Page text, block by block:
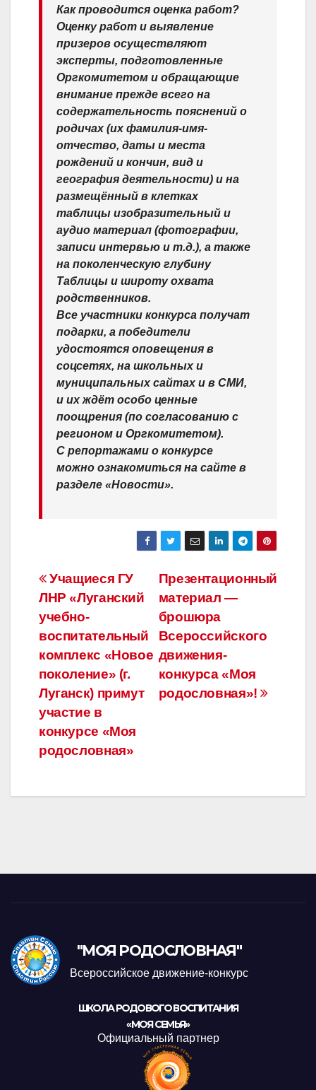
Как проводится оценка работ?
Оценку работ и выявление
призеров осуществляют
эксперты, подготовленные
Оргкомитетом и обращающие
внимание прежде всего на
содержательность пояснений о
родичах (их фамилия-имя-
отчество, даты и места
рождений и кончин, вид и
география деятельности) и на
размещённый в клетках
таблицы изобразительный и
аудио материал (фотографии,
записи интервью и т.д.), а также
на поколенческую глубину
Таблицы и широту охвата
родственников.
Все участники конкурса получат
подарки, а победители
удостоятся оповещения в
соцсетях, на школьных и
муниципальных сайтах и в СМИ,
и их ждёт особо ценные
поощрения (по согласованию с
регионом и Оргкомитетом).
С репортажами о конкурсе
можно ознакомиться на сайте в
разделе «Новости».
Навигация
по
записям
Презентационный
материал —
брошюра
Всероссийского
движения-
конкурса «Моя
родословная»!
Учащиеся ГУ
ЛНР «Луганский
учебно-
воспитательный
комплекс «Новое
поколение» (г.
Луганск) примут
участие в
конкурсе «Моя
родословная»
"МОЯ РОДОСЛОВНАЯ"
Всероссийское движение-конкурс
ШКОЛА РОДОВОГО ВОСПИТАНИЯ
«МОЯ СЕМЬЯ»
Официальный партнер